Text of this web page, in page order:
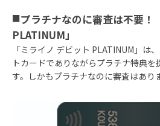
■プラチナなのに審査は不要！
PLATINUM」
「ミライノ デビット PLATINUM」は
トカードでありながらプラチナ特典
す。しかもプラチナなのに審査はあり